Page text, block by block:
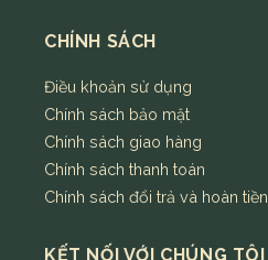
CHÍNH SÁCH
Điều khoản sử dụng
Chính sách bảo mật
Chính sách giao hàng
Chính sách thanh toán
Chính sách đổi trả và hoàn tiền
KẾT NỐI VỚI CHÚNG TÔI